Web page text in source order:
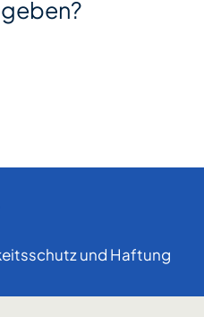
und Haftung